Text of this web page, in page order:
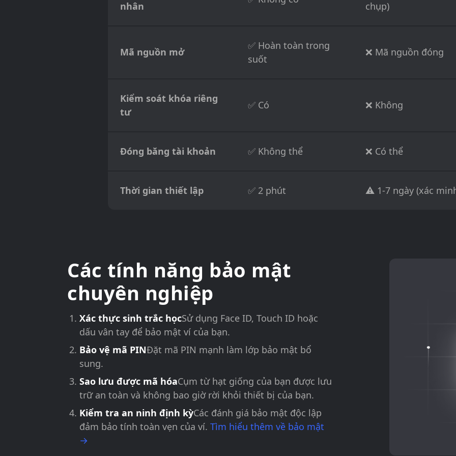
nhân
chụp)
Mã nguồn mở
✅ Hoàn toàn trong
suốt
❌ Mã nguồn đóng
Kiểm soát khóa riêng
tư
✅ Có ❌ Không
Đóng băng tài khoản ✅ Không thể ❌ Có thể
Thời gian thiết lập ✅ 2 phút ⚠️ 1-7 ngày (xác
Các tính năng bảo mật
chuyên nghiệp
Xác thực sinh trắc họcSử dụng Face ID, Touch ID hoặc
dấu vân tay để bảo mật ví của bạn.
Bảo vệ mã PINĐặt mã PIN mạnh làm lớp bảo mật bổ
sung.
Sao lưu được mã hóaCụm từ hạt giống của bạn được lưu
trữ an toàn và không bao giờ rời khỏi thiết bị của bạn.
Kiểm tra an ninh định kỳCác đánh giá bảo mật độc lập
đảm bảo tính toàn vẹn của ví. Tìm hiểu thêm về bảo mật
→